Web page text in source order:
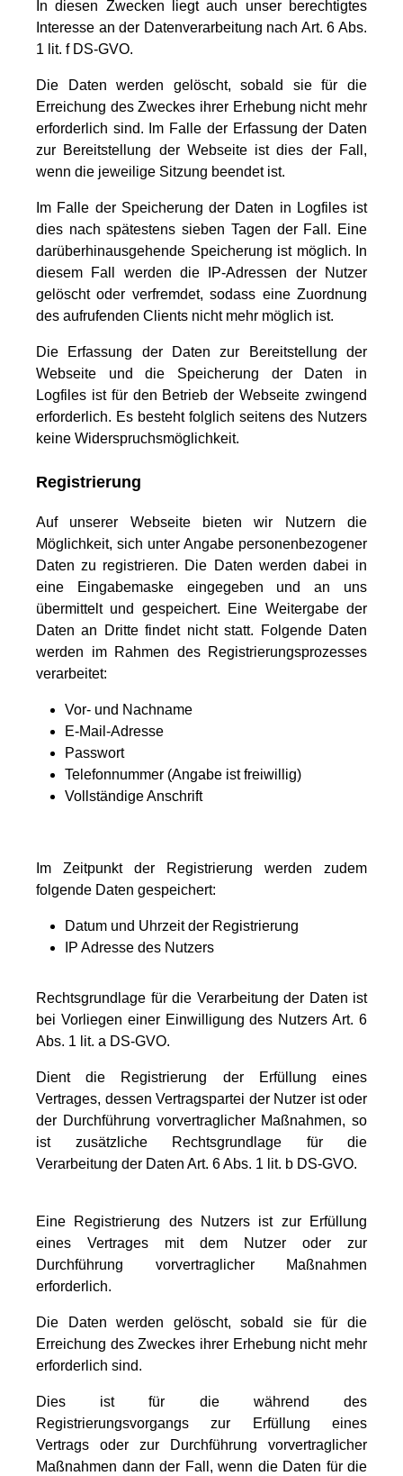
In diesen Zwecken liegt auch unser berechtigtes
Interesse an der Datenverarbeitung nach Art. 6 Abs.
1 lit. f DS-GVO.
Die Daten werden gelöscht, sobald sie für die
Erreichung des Zweckes ihrer Erhebung nicht mehr
erforderlich sind. Im Falle der Erfassung der Daten
zur Bereitstellung der Webseite ist dies der Fall,
wenn die jeweilige Sitzung beendet ist.
Im Falle der Speicherung der Daten in Logfiles ist
dies nach spätestens sieben Tagen der Fall. Eine
darüberhinausgehende Speicherung ist möglich. In
diesem Fall werden die IP-Adressen der Nutzer
gelöscht oder verfremdet, sodass eine Zuordnung
des aufrufenden Clients nicht mehr möglich ist.
Die Erfassung der Daten zur Bereitstellung der
Webseite und die Speicherung der Daten in
Logfiles ist für den Betrieb der Webseite zwingend
erforderlich. Es besteht folglich seitens des Nutzers
keine Widerspruchsmöglichkeit.
Registrierung
Auf unserer Webseite bieten wir Nutzern die
Möglichkeit, sich unter Angabe personenbezogener
Daten zu registrieren. Die Daten werden dabei in
eine Eingabemaske eingegeben und an uns
übermittelt und gespeichert. Eine Weitergabe der
Daten an Dritte findet nicht statt. Folgende Daten
werden im Rahmen des Registrierungsprozesses
verarbeitet:
Vor- und Nachname
E-Mail-Adresse
Passwort
Telefonnummer (Angabe ist freiwillig)
Vollständige Anschrift
Im Zeitpunkt der Registrierung werden zudem
folgende Daten gespeichert:
Datum und Uhrzeit der Registrierung
IP Adresse des Nutzers
Rechtsgrundlage für die Verarbeitung der Daten ist
bei Vorliegen einer Einwilligung des Nutzers Art. 6
Abs. 1 lit. a DS-GVO.
Dient die Registrierung der Erfüllung eines
Vertrages, dessen Vertragspartei der Nutzer ist oder
der Durchführung vorvertraglicher Maßnahmen, so
ist zusätzliche Rechtsgrundlage für die
Verarbeitung der Daten Art. 6 Abs. 1 lit. b DS-GVO.
Eine Registrierung des Nutzers ist zur Erfüllung
eines Vertrages mit dem Nutzer oder zur
Durchführung vorvertraglicher Maßnahmen
erforderlich.
Die Daten werden gelöscht, sobald sie für die
Erreichung des Zweckes ihrer Erhebung nicht mehr
erforderlich sind.
Dies ist für die während des
Registrierungsvorgangs zur Erfüllung eines
Vertrags oder zur Durchführung vorvertraglicher
Maßnahmen dann der Fall, wenn die Daten für die